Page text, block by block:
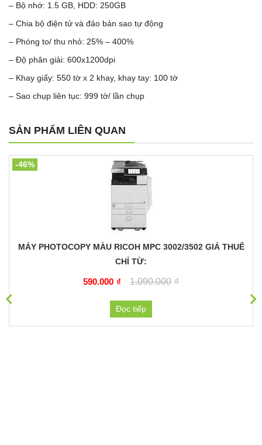
– Bộ nhớ: 1.5 GB, HDD: 250GB
– Chia bộ điện tử và đảo bản sao tự động
– Phóng to/ thu nhỏ: 25% – 400%
– Độ phân giải: 600x1200dpi
– Khay giấy: 550 tờ x 2 khay, khay tay: 100 tờ
– Sao chụp liên tục: 999 tờ/ lần chụp
SẢN PHẨM LIÊN QUAN
MÁY PHOTOCOPY MÀU RICOH MPC 3002/3502 GIÁ THUÊ
CHỈ TỪ:
590.000 ₫ 1.090.000 ₫
Đọc tiếp
-46%